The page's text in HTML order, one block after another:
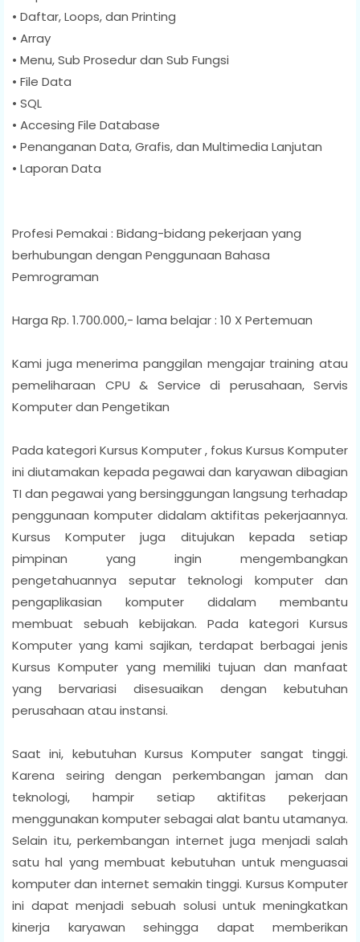
• Daftar, Loops, dan Printing
• Array
• Menu, Sub Prosedur dan Sub Fungsi
• File Data
• SQL
• Accesing File Database
• Penanganan Data, Grafis, dan Multimedia Lanjutan
• Laporan Data
Profesi Pemakai : Bidang-bidang pekerjaan yang
berhubungan dengan Penggunaan Bahasa
Pemrograman
Harga Rp. 1.700.000,- lama belajar : 10 X Pertemuan
Kami juga menerima panggilan mengajar training atau
pemeliharaan CPU & Service di perusahaan, Servis
Komputer dan Pengetikan
Pada kategori Kursus Komputer , fokus Kursus Komputer
ini diutamakan kepada pegawai dan karyawan dibagian
TI dan pegawai yang bersinggungan langsung terhadap
penggunaan komputer didalam aktifitas pekerjaannya.
Kursus Komputer juga ditujukan kepada setiap
pimpinan yang ingin mengembangkan
pengetahuannya seputar teknologi komputer dan
pengaplikasian komputer didalam membantu
membuat sebuah kebijakan. Pada kategori Kursus
Komputer yang kami sajikan, terdapat berbagai jenis
Kursus Komputer yang memiliki tujuan dan manfaat
yang bervariasi disesuaikan dengan kebutuhan
perusahaan atau instansi.
Saat ini, kebutuhan Kursus Komputer sangat tinggi.
Karena seiring dengan perkembangan jaman dan
teknologi, hampir setiap aktifitas pekerjaan
menggunakan komputer sebagai alat bantu utamanya.
Selain itu, perkembangan internet juga menjadi salah
satu hal yang membuat kebutuhan untuk menguasai
komputer dan internet semakin tinggi. Kursus Komputer
ini dapat menjadi sebuah solusi untuk meningkatkan
kinerja karyawan sehingga dapat memberikan